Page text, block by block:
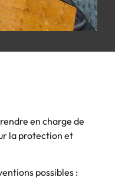
en charge de
la protection et
possibles :